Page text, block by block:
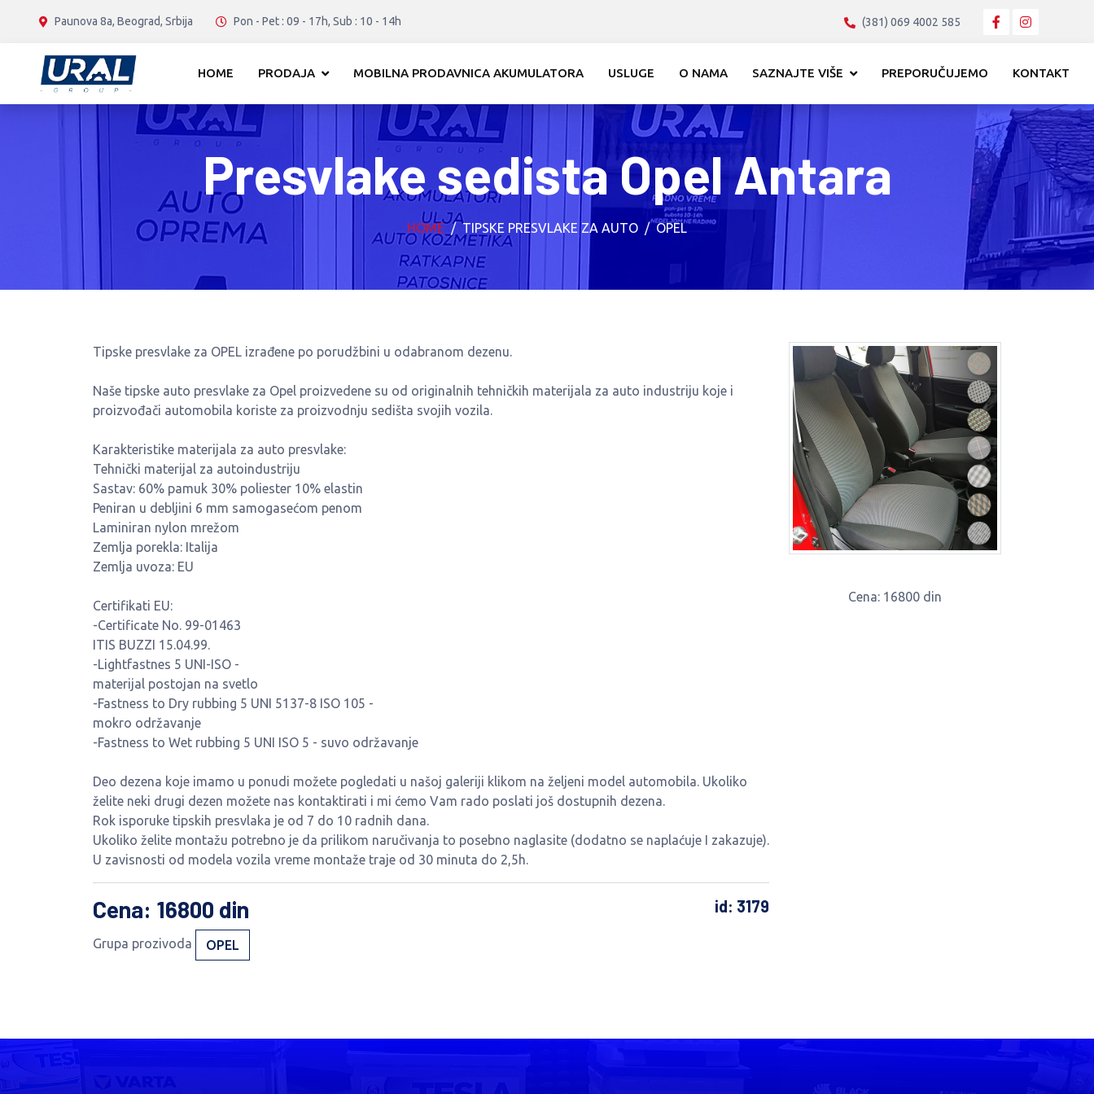
Paunova 8a, Beograd, Srbija Pon - Pet : 09 - 17h, Sub : 10 - 14h (381) 069 4002 585
HOME PRODAJA MOBILNA PRODAVNICA AKUMULATORA USLUGE O NAMA SAZNAJTE VIŠE PREPORUČUJEMO KONTAKT
Presvlake sedista Opel Antara
HOME TIPSKE PRESVLAKE ZA AUTO OPEL
Tipske presvlake za OPEL izrađene po porudžbini u odabranom dezenu.
Naše tipske auto presvlake za Opel proizvedene su od originalnih tehničkih materijala za auto industriju koje i
proizvođači automobila koriste za proizvodnju sedišta svojih vozila.
Karakteristike materijala za auto presvlake:
Tehnički materijal za autoindustriju
Sastav: 60% pamuk 30% poliester 10% elastin
Peniran u debljini 6 mm samogasećom penom
Laminiran nylon mrežom
Zemlja porekla: Italija
Zemlja uvoza: EU
Certifikati EU:
-Certificate No. 99-01463
ITIS BUZZI 15.04.99.
-Lightfastnes 5 UNI-ISO -
materijal postojan na svetlo
-Fastness to Dry rubbing 5 UNI 5137-8 ISO 105 -
mokro održavanje
-Fastness to Wet rubbing 5 UNI ISO 5 - suvo održavanje
Deo dezena koje imamo u ponudi možete pogledati u našoj galeriji klikom na željeni model automobila. Ukoliko
želite neki drugi dezen možete nas kontaktirati i mi ćemo Vam rado poslati još dostupnih dezena.
Rok isporuke tipskih presvlaka je od 7 do 10 radnih dana.
Ukoliko želite montažu potrebno je da prilikom naručivanja to posebno naglasite (dodatno se naplaćuje I zakazuje).
U zavisnosti od modela vozila vreme montaže traje od 30 minuta do 2,5h.
Cena: 16800 din id: 3179
Grupa prozivoda OPEL
Cena: 16800 din